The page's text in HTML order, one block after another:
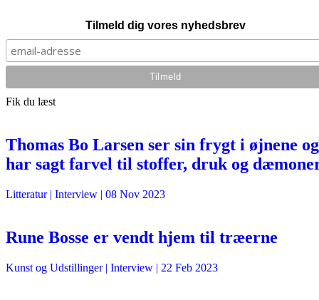
Tilmeld dig vores nyhedsbrev
Fik du læst
Thomas Bo Larsen ser sin frygt i øjnene og
har sagt farvel til stoffer, druk og
Litteratur| Interview | 08 Nov 2023
Rune Bosse er vendt hjem til træerne
Kunst og Udstillinger| Interview | 22 Feb 2023